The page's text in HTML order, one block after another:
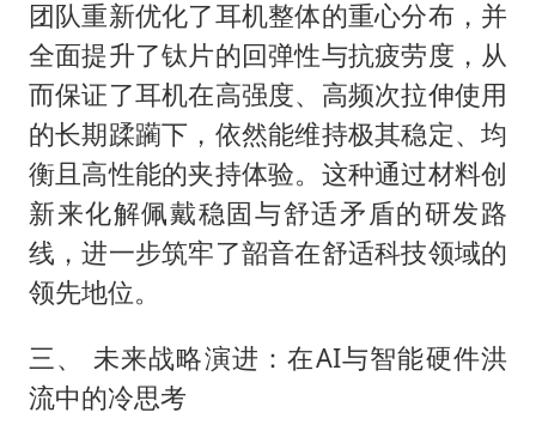
团队重新优化了耳机整体的重心分布，并
全面提升了钛片的回弹性与抗疲劳度，从
而保证了耳机在高强度、高频次拉伸使用
的长期蹂躏下，依然能维持极其稳定、均
衡且高性能的夹持体验。这种通过材料创
新来化解佩戴稳固与舒适矛盾的研发路
线，进一步筑牢了韶音在舒适科技领域的
领先地位。
三、 未来战略演进：在AI与智能硬件洪
流中的冷思考